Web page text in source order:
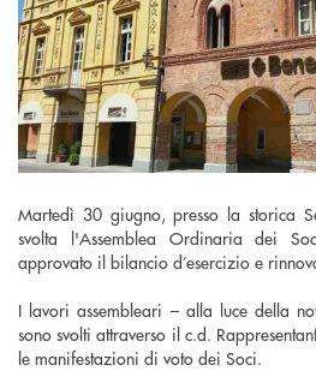
Martedì 30 giugno, presso la storica
svolta l'Assemblea Ordinaria dei
approvato il bilancio d’esercizio e
I lavori assembleari – alla luce della
sono svolti attraverso il c.d.
le manifestazioni di voto dei Soci.